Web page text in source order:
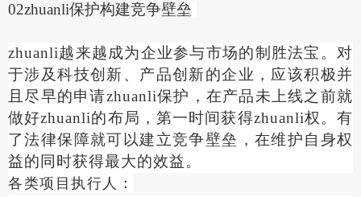
02zhuanli保护构建竞争壁垒
zhuanli越来越成为企业参与市场的制胜法宝。对
于涉及科技创新、产品创新的企业，应该积极并
且尽早的申请zhuanli保护，在产品未上线之前就
做好zhuanli的布局，第一时间获得zhuanli权。有
了法律保障就可以建立竞争壁垒，在维护自身权
益的同时获得最大的效益。
各类项目执行人：